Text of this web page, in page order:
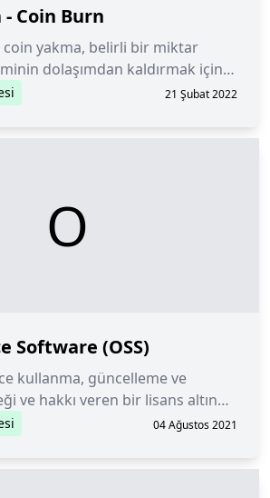
- Coin Burn
coin yakma, belirli bir miktar
dolaşımdan kaldırmak için
bir cüzdan adresine
21 Şubat 2022
O
Software (OSS)
kullanma, güncelleme ve
ve hakkı veren bir lisans altında
04 Ağustos 2021